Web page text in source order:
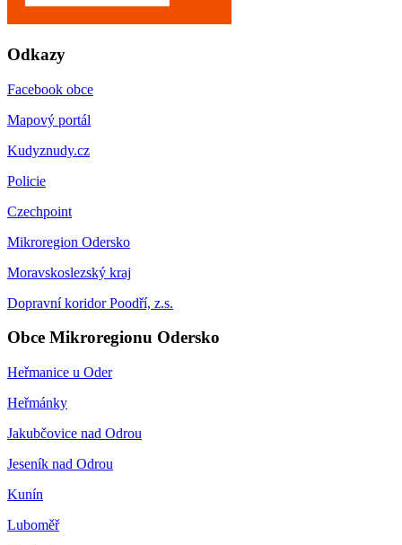
Odkazy
Facebook obce
Mapový portál
Kudyznudy.cz
Policie
Czechpoint
Mikroregion Odersko
Moravskoslezský kraj
Dopravní koridor Poodří, z.s.
Obce Mikroregionu Odersko
Heřmanice u Oder
Heřmánky
Jakubčovice nad Odrou
Jeseník nad Odrou
Kunín
Luboměř